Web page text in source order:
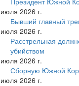
2026 г.
Бывший главный
2026 г.
Расстрельная
убийством
2026 г.
Сборную Южной
2026 г.